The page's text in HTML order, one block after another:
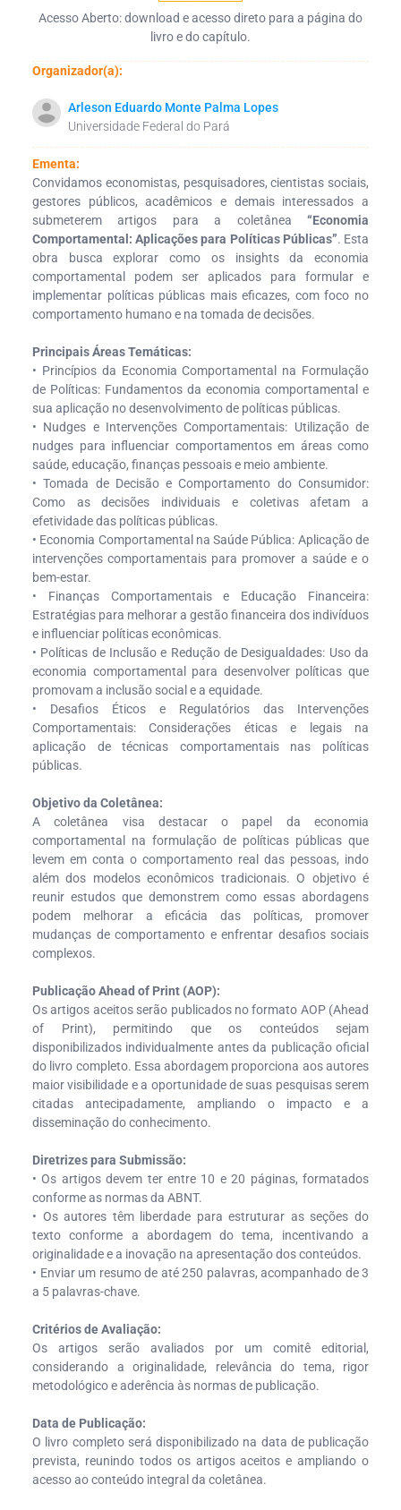
Acesso Aberto: download e acesso direto para a página do
livro e do capítulo.
Organizador(a):
Arleson Eduardo Monte Palma Lopes
Universidade Federal do Pará
Ementa:
Convidamos economistas, pesquisadores, cientistas sociais,
gestores públicos, acadêmicos e demais interessados a
submeterem artigos para a coletânea “Economia
Comportamental: Aplicações para Políticas Públicas”. Esta
obra busca explorar como os insights da economia
comportamental podem ser aplicados para formular e
implementar políticas públicas mais eficazes, com foco no
comportamento humano e na tomada de decisões.
Principais Áreas Temáticas:
• Princípios da Economia Comportamental na Formulação
de Políticas: Fundamentos da economia comportamental e
sua aplicação no desenvolvimento de políticas públicas.
• Nudges e Intervenções Comportamentais: Utilização de
nudges para influenciar comportamentos em áreas como
saúde, educação, finanças pessoais e meio ambiente.
• Tomada de Decisão e Comportamento do Consumidor:
Como as decisões individuais e coletivas afetam a
efetividade das políticas públicas.
• Economia Comportamental na Saúde Pública: Aplicação de
intervenções comportamentais para promover a saúde e o
bem-estar.
• Finanças Comportamentais e Educação Financeira:
Estratégias para melhorar a gestão financeira dos indivíduos
e influenciar políticas econômicas.
• Políticas de Inclusão e Redução de Desigualdades: Uso da
economia comportamental para desenvolver políticas que
promovam a inclusão social e a equidade.
• Desafios Éticos e Regulatórios das Intervenções
Comportamentais: Considerações éticas e legais na
aplicação de técnicas comportamentais nas políticas
públicas.
Objetivo da Coletânea:
A coletânea visa destacar o papel da economia
comportamental na formulação de políticas públicas que
levem em conta o comportamento real das pessoas, indo
além dos modelos econômicos tradicionais. O objetivo é
reunir estudos que demonstrem como essas abordagens
podem melhorar a eficácia das políticas, promover
mudanças de comportamento e enfrentar desafios sociais
complexos.
Publicação Ahead of Print (AOP):
Os artigos aceitos serão publicados no formato AOP (Ahead
of Print), permitindo que os conteúdos sejam
disponibilizados individualmente antes da publicação oficial
do livro completo. Essa abordagem proporciona aos autores
maior visibilidade e a oportunidade de suas pesquisas serem
citadas antecipadamente, ampliando o impacto e a
disseminação do conhecimento.
Diretrizes para Submissão:
• Os artigos devem ter entre 10 e 20 páginas, formatados
conforme as normas da ABNT.
• Os autores têm liberdade para estruturar as seções do
texto conforme a abordagem do tema, incentivando a
originalidade e a inovação na apresentação dos conteúdos.
• Enviar um resumo de até 250 palavras, acompanhado de 3
a 5 palavras-chave.
Critérios de Avaliação:
Os artigos serão avaliados por um comitê editorial,
considerando a originalidade, relevância do tema, rigor
metodológico e aderência às normas de publicação.
Data de Publicação:
O livro completo será disponibilizado na data de publicação
prevista, reunindo todos os artigos aceitos e ampliando o
acesso ao conteúdo integral da coletânea.